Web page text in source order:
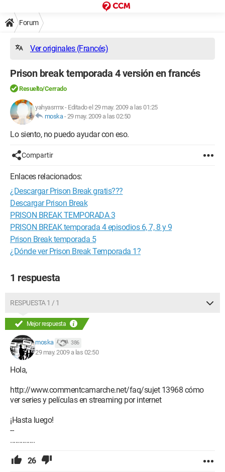
Forum
Ver originales (Francés)
Prison break temporada 4 versión en francés
Resuelto/Cerrado
yahyasrmx- Editado el 29 may. 2009 a las 01:25
moska-29 may. 2009 a las 02:50
Lo siento, no puedo ayudar con eso.
Compartir
Enlaces relacionados:
¿Descargar Prison Break gratis???
Descargar Prison Break
PRISON BREAK TEMPORADA 3
PRISON BREAK temporada 4 episodios 6, 7, 8 y 9
Prison Break temporada 5
¿Dónde ver Prison Break Temporada 1?
1 respuesta
RESPUESTA 1 / 1
Mejor respuesta
moska 386
29 may. 2009 a las 02:50
Hola,
http://www.commentcamarche.net/faq/sujet 13968 cómo
ver series y películas en streaming por internet
¡Hasta luego!
--
..............
26